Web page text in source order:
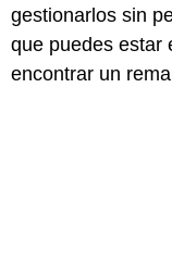
gestionarlos sin
que puedes estar
encontrar un